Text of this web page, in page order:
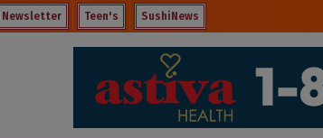
Newsletter Teen's SushiNews